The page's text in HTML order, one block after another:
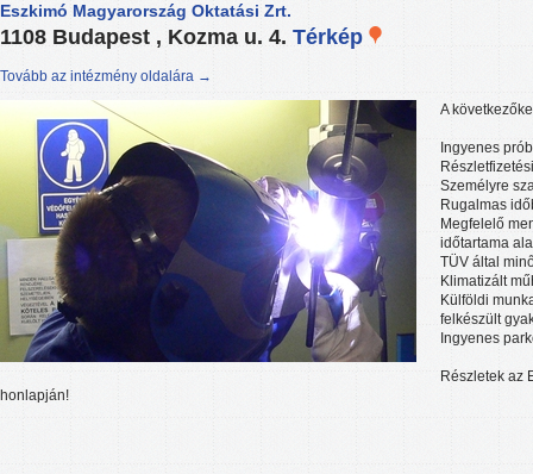
Eszkimó Magyarország Oktatási Zrt.
1108 Budapest , Kozma u. 4. Térkép
Tovább az intézmény oldalára →
A
Ingyenes
Személyre
Rugalmas
Megfelelő
időtartama
TÜV által
Klimatizált
Külföldi
felkészült
Ingyenes
Részletek az
honlapján!